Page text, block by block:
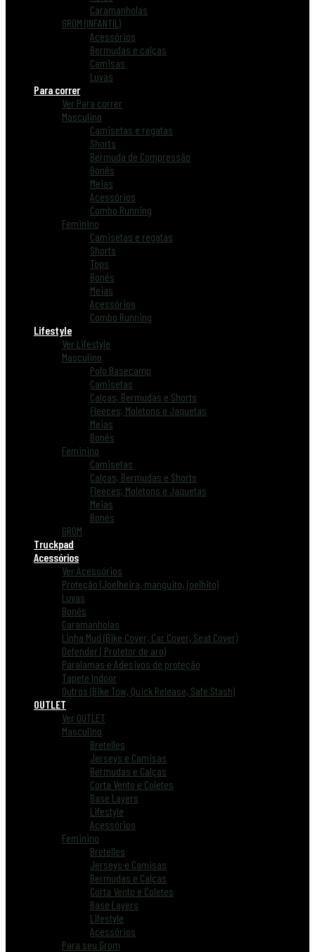
Caramanholas
GROM (INFANTIL)
Acessórios
Bermudas e calças
Camisas
Luvas
Para correr
Ver Para correr
Masculino
Camisetas e regatas
Shorts
Bermuda de Compressão
Bonés
Meias
Acessórios
Combo Running
Feminino
Camisetas e regatas
Shorts
Tops
Bonés
Meias
Acessórios
Combo Running
Lifestyle
Ver Lifestyle
Masculino
Polo Basecamp
Camisetas
Calças, Bermudas e Shorts
Fleeces, Moletons e Jaquetas
Meias
Bonés
Feminino
Camisetas
Calças, Bermudas e Shorts
Fleeces, Moletons e Jaquetas
Meias
Bonés
GROM
Truckpad
Acessórios
Ver Acessórios
Proteção (Joelheira, manguito, joelhito)
Luvas
Bonés
Caramanholas
Linha Mud (Bike Cover, Car Cover, Seat Cover)
Defender ( Protetor de aro)
Paralamas e Adesivos de proteção
Tapete Indoor
Outros (Bike Tow, Quick Release, Safe Stash)
OUTLET
Ver OUTLET
Masculino
Bretelles
Jerseys e Camisas
Bermudas e Calças
Corta Vento e Coletes
Base Layers
Lifestyle
Acessórios
Feminino
Bretelles
Jerseys e Camisas
Bermudas e Calças
Corta Vento e Coletes
Base Layers
Lifestyle
Acessórios
Para seu Grom